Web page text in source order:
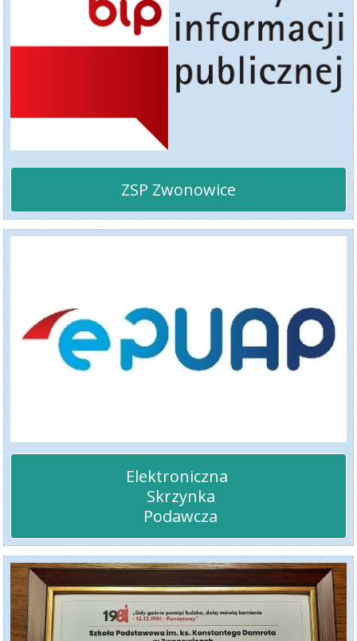
ZSP Zwonowice
Elektroniczna
Podawcza